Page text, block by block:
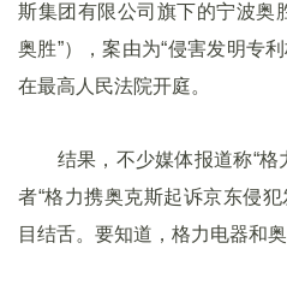
斯集团有限公司旗下的宁波奥
奥胜”），案由为“侵害发明专
在最高人民法院开庭。
结果，不少媒体报道称“格
者“格力携奥克斯起诉京东侵犯
目结舌。要知道，格力电器和奥